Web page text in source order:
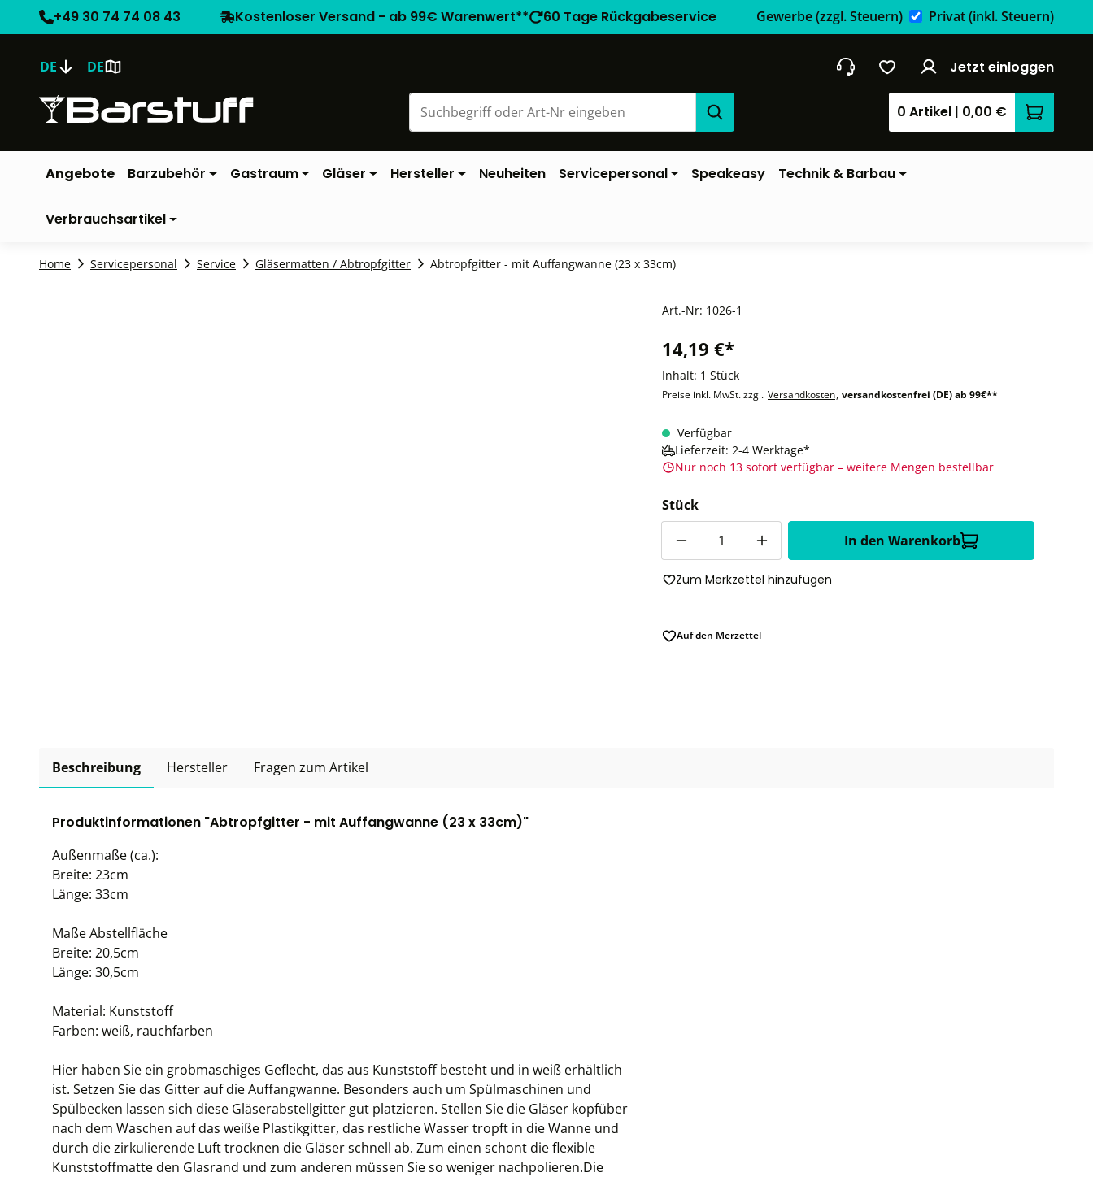
+49 30 74 74 08 43 Kostenloser Versand - ab 99€ Warenwert** 60 Tage Rückgabeservice Gewerbe(zzgl. Steuern) Privat(inkl. Steuern)
DE DE Jetzt einloggen
0 Artikel | 0,00 €
Angebote Barzubehör Gastraum Gläser Hersteller Neuheiten Servicepersonal Speakeasy Technik & Barbau
Verbrauchsartikel
Home Servicepersonal Service Gläsermatten / Abtropfgitter Abtropfgitter - mit Auffangwanne (23 x 33cm)
Art.-Nr: 1026-1
14,19 €*
Inhalt: 1 Stück
Preise inkl. MwSt. zzgl. Versandkosten, versandkostenfrei (DE) ab 99€**
Verfügbar
Lieferzeit: 2-4 Werktage*
Nur noch 13 sofort verfügbar – weitere Mengen bestellbar
Stück
In den Warenkorb
Zum Merkzettel hinzufügen
Auf den Merzettel
Beschreibung Hersteller Fragen zum Artikel
Produktinformationen "Abtropfgitter - mit Auffangwanne (23 x 33cm)"
Außenmaße (ca.):
Breite: 23cm
Länge: 33cm
Maße Abstellfläche
Breite: 20,5cm
Länge: 30,5cm
Material: Kunststoff
Farben: weiß, rauchfarben
Hier haben Sie ein grobmaschiges Geflecht, das aus Kunststoff besteht und in weiß erhältlich
ist. Setzen Sie das Gitter auf die Auffangwanne. Besonders auch um Spülmaschinen und
Spülbecken lassen sich diese Gläserabstellgitter gut platzieren. Stellen Sie die Gläser kopfüber
nach dem Waschen auf das weiße Plastikgitter, das restliche Wasser tropft in die Wanne und
durch die zirkulierende Luft trocknen die Gläser schnell ab. Zum einen schont die flexible
Kunststoffmatte den Glasrand und zum anderen müssen Sie so weniger nachpolieren.Die